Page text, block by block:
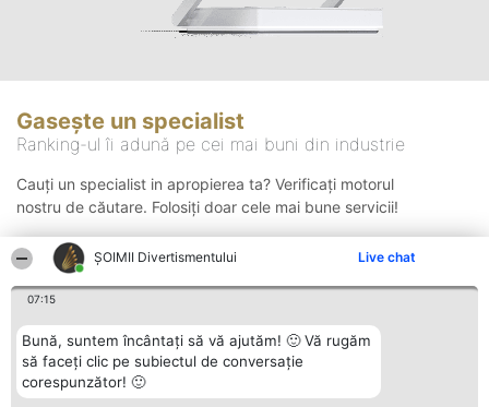
ŞOIMII Divertismentului Live chat
07:15
Bună, suntem încântați să vă ajutăm! 🙂 Vă rugăm
să faceți clic pe subiectul de conversație
corespunzător! 🙂
Gasește un specialist
Ranking-ul îi adună pe cei mai buni din industrie
Cauți un specialist in apropierea ta? Verificați motorul
nostru de căutare. Folosiți doar cele mai bune servicii!